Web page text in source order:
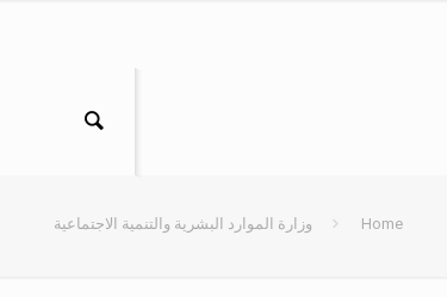
Home وزارة الموارد البشرية والتنمية الاجتماعية